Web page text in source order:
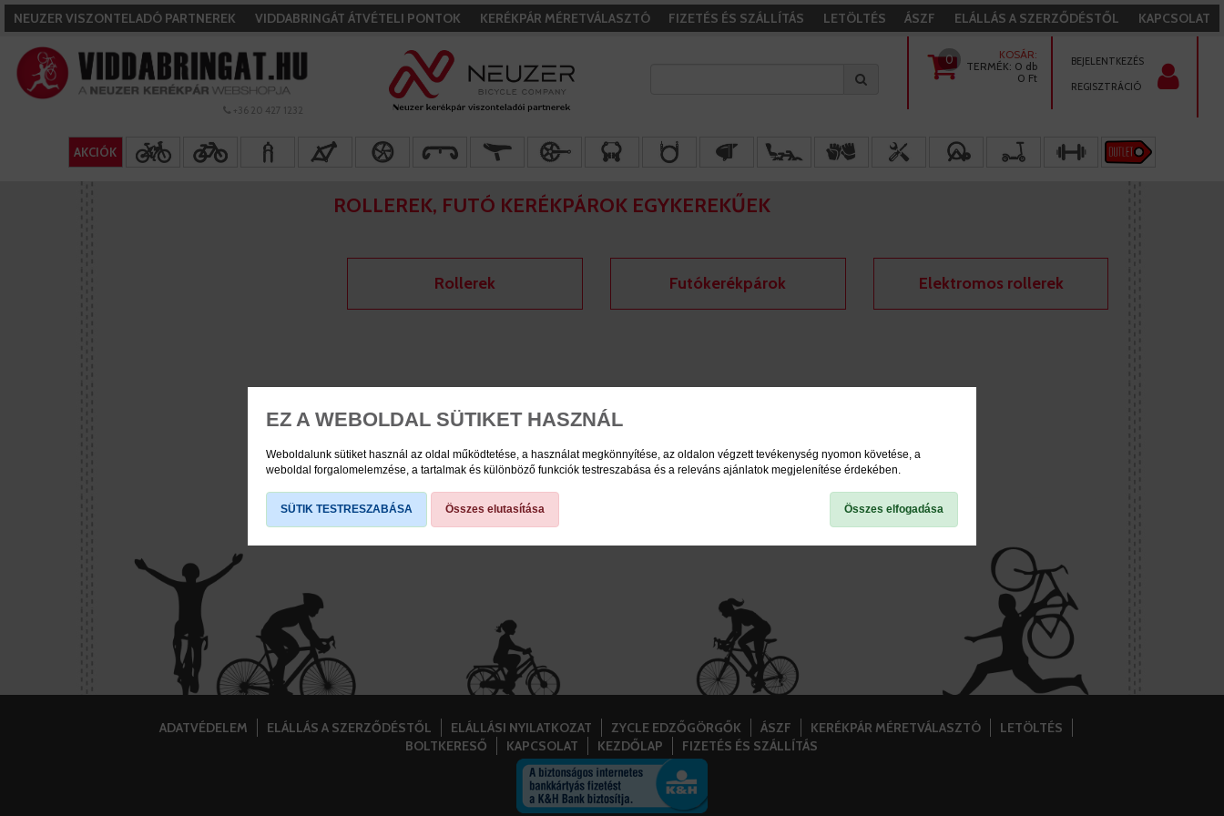
EZ A WEBOLDAL SÜTIKET HASZNÁL
Weboldalunk sütiket használ az oldal működtetése, a használat megkönnyítése, az oldalon végzett tevékenység nyomon követése, a
weboldal forgalomelemzése, a tartalmak és különböző funkciók testreszabása és a releváns ajánlatok megjelenítése érdekében.
SÜTIK TESTRESZABÁSA Összes elutasítása Összes elfogadása
NEUZER VISZONTELADÓ PARTNEREK VIDDABRINGÁT ÁTVÉTELI PONTOK KERÉKPÁR MÉRETVÁLASZTÓ FIZETÉS ÉS SZÁLLÍTÁS LETÖLTÉS ÁSZF ELÁLLÁS A SZERZŐDÉSTŐL KAPCSOLAT
+36 20 427 1232
0
KOSÁR:
TERMÉK: 0 db
0 Ft
BEJELENTKEZÉS
REGISZTRÁCIÓ
AKCIÓK
ROLLEREK, FUTÓ KERÉKPÁROK EGYKEREKŰEK
Rollerek Futókerékpárok Elektromos rollerek
ADATVÉDELEM ELÁLLÁS A SZERZŐDÉSTŐL ELÁLLÁSI NYILATKOZAT ZYCLE EDZŐGÖRGŐK ÁSZF KERÉKPÁR MÉRETVÁLASZTÓ
LETÖLTÉS
BOLTKERESŐ
KAPCSOLAT KEZDŐLAP FIZETÉS ÉS SZÁLLÍTÁS